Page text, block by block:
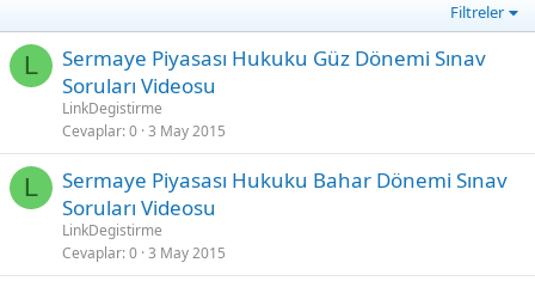
Filtreler
L
Sermaye Piyasası Hukuku Güz Dönemi Sınav
Soruları Videosu
LinkDegistirme
Cevaplar 0 3 May 2015
L
Sermaye Piyasası Hukuku Bahar Dönemi Sınav
Soruları Videosu
LinkDegistirme
Cevaplar 0 3 May 2015